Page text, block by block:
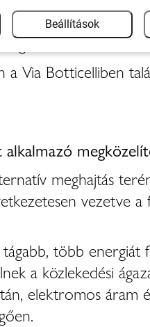
annak
keresztül
Botticelliben
meghajtás
vezetve
több energiát
a közlekedési
elektromos áram
Beállítások